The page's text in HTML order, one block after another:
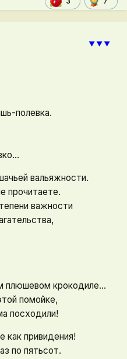
⯆⯆⯆
полевка.
вальяжности.
прочитаете.
важности
плюшевом крокодиле...
помойке,
посходили!
как привидения!
по пятьсот.